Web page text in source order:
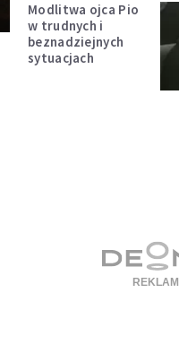
Modlitwa ojca Pio
w trudnych i
beznadziejnych
sytuacjach